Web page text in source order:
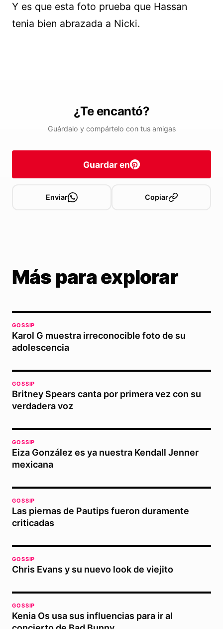
Y es que esta foto prueba que Hassan
tenia bien abrazada a Nicki.
¿Te encantó?
Guárdalo y compártelo con tus amigas
Guardar en
Enviar Copiar
Más para explorar
GOSSIP
Karol G muestra irreconocible foto de su
adolescencia
GOSSIP
Britney Spears canta por primera vez con su
verdadera voz
GOSSIP
Eiza González es ya nuestra Kendall Jenner
mexicana
GOSSIP
Las piernas de Pautips fueron duramente
criticadas
GOSSIP
Chris Evans y su nuevo look de viejito
GOSSIP
Kenia Os usa sus influencias para ir al